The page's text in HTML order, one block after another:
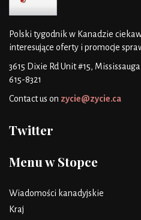
Polski tygodnik w Kanadzie
interesujące oferty i promocje
3615 Dixie Rd Unit #15,
615-8321
Contact us on zycie@zycie.ca
Twitter
Menu w Stopce
Wiadomości kanadyjskie
Kraj